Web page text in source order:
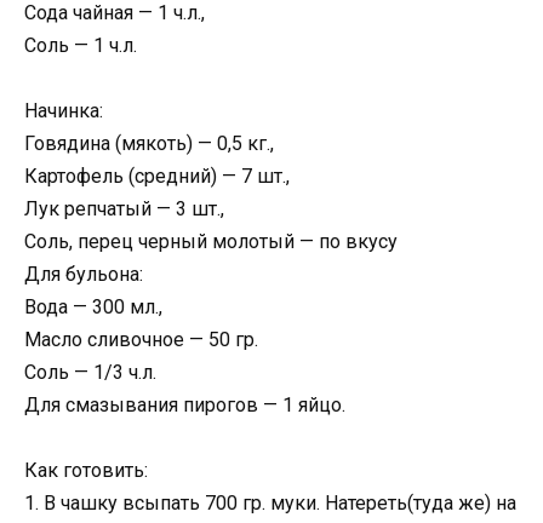
Сода чайная — 1 ч.л.,
Соль — 1 ч.л.
Начинка:
Говядина (мякоть) — 0,5 кг.,
Картофель (средний) — 7 шт.,
Лук репчатый — 3 шт.,
Соль, перец черный молотый — по вкусу
Для бульона:
Вода — 300 мл.,
Масло сливочное — 50 гр.
Соль — 1/3 ч.л.
Для смазывания пирогов — 1 яйцо.
Как готовить:
1. В чашку всыпать 700 гр. муки. Натереть(туда же) на